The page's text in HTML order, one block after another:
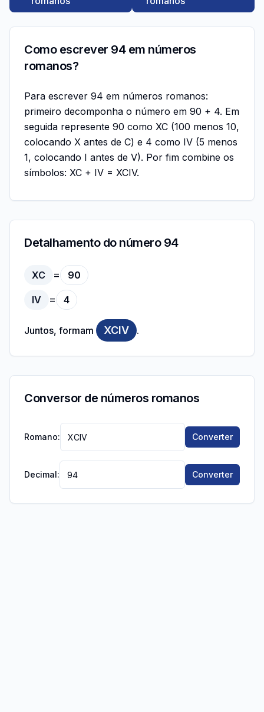
Como escrever 94 em números
romanos?
Para escrever 94 em números romanos:
primeiro decomponha o número em 90 + 4. Em
seguida represente 90 como XC (100 menos 10,
colocando X antes de C) e 4 como IV (5 menos
1, colocando I antes de V). Por fim combine os
símbolos: XC + IV = XCIV.
Detalhamento do número 94
XC = 90
IV = 4
Juntos, formam XCIV .
Conversor de números romanos
Romano: Converter
Decimal: Converter